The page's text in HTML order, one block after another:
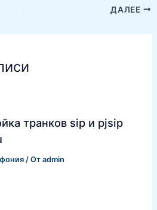
ДАЛЕЕ
транков sip и pjsip
/ Отadmin